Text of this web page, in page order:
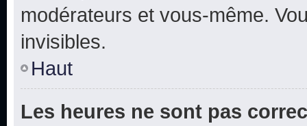
modérateurs et vous-même.
invisibles.
Haut
Les heures ne sont pas